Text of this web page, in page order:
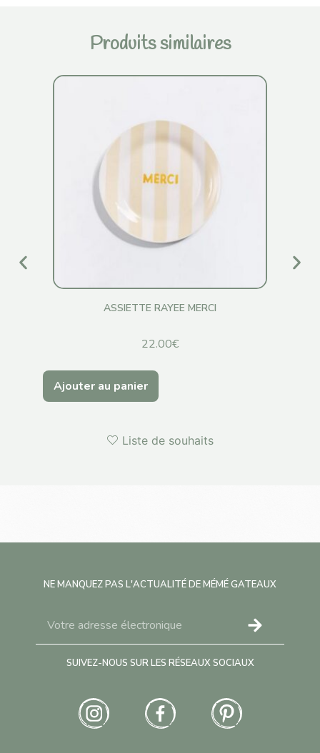
Produits similaires
ASSIETTE RAYEE MERCI
22.00€
Ajouter au panier
Liste de souhaits
NE MANQUEZ PAS L'ACTUALITÉ DE MÉMÉ GATEAUX
SUIVEZ-NOUS SUR LES RÉSEAUX SOCIAUX